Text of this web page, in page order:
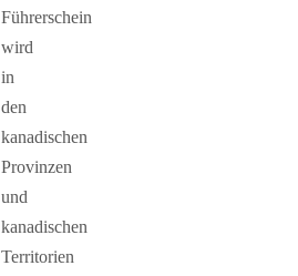
Führerschein
wird
in
den
kanadischen
Provinzen
und
kanadischen
Territorien